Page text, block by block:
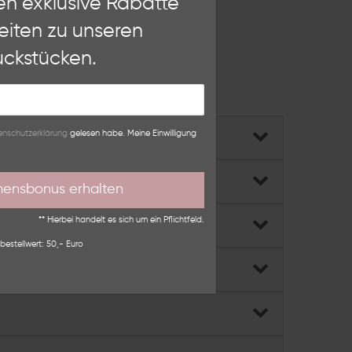
das
Einstellungen
zu unseren
gelesen habe. Meine Einwilligung
erhalten
** Hierbei handelt es sich um ein Pflichtfeld.
50,- Euro